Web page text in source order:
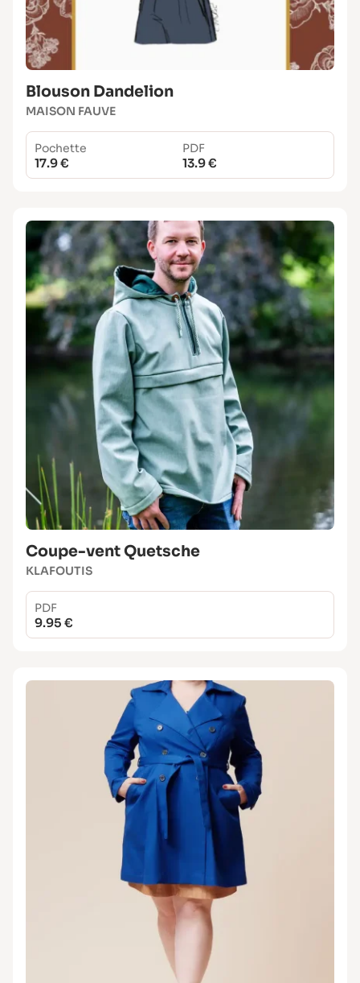
Blouson Dandelion
MAISON FAUVE
Pochette
17.9 €
PDF
13.9 €
Coupe-vent Quetsche
KLAFOUTIS
PDF
9.95 €